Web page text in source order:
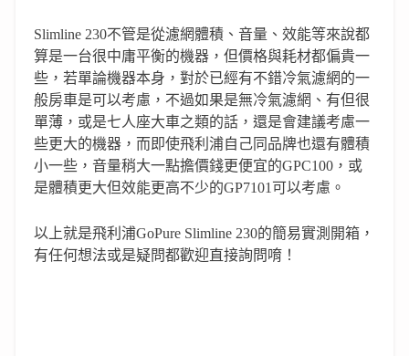
Slimline 230不管是從濾網體積、音量、效能等來說都
算是一台很中庸平衡的機器，但價格與耗材都偏貴一
些，若單論機器本身，對於已經有不錯冷氣濾網的一
般房車是可以考慮，不過如果是無冷氣濾網、有但很
單薄，或是七人座大車之類的話，還是會建議考慮一
些更大的機器，而即使飛利浦自己同品牌也還有體積
小一些，音量稍大一點擔價錢更便宜的GPC100，或
是體積更大但效能更高不少的GP7101可以考慮。
以上就是飛利浦GoPure Slimline 230的簡易實測開箱，
有任何想法或是疑問都歡迎直接詢問唷！